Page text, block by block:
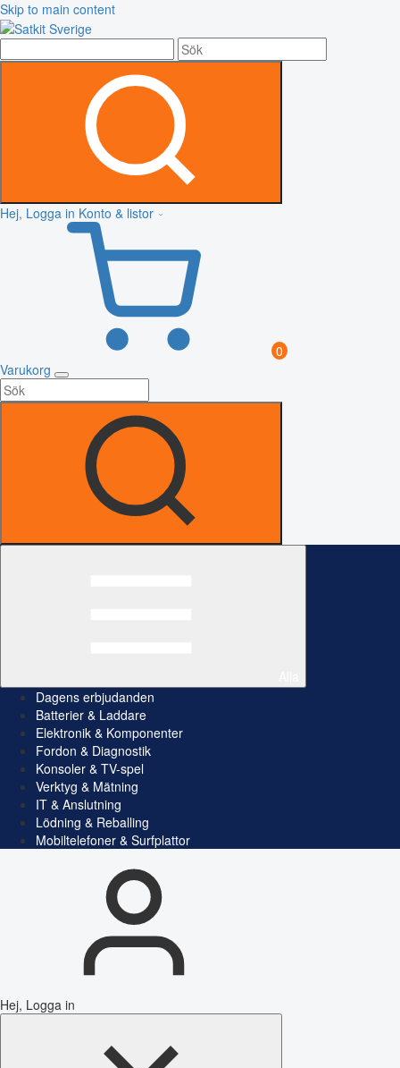
Skip to main content
Hej, Logga in Konto & listor
0
Varukorg
Dagens erbjudanden
Batterier & Laddare
Elektronik & Komponenter
Fordon & Diagnostik
Konsoler & TV-spel
Verktyg & Mätning
IT & Anslutning
Lödning & Reballing
Mobiltelefoner & Surfplattor
Hej, Logga in